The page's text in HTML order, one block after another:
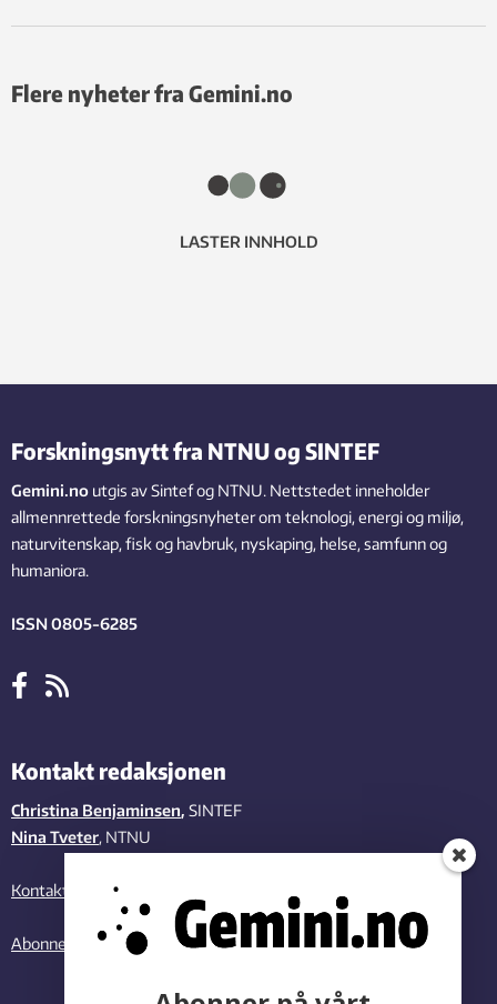
Flere nyheter fra Gemini.no
LASTER INNHOLD
Forskningsnytt fra NTNU og SINTEF
Gemini.no utgis av Sintef og NTNU. Nettstedet inneholder
allmennrettede forskningsnyheter om teknologi, energi og miljø,
naturvitenskap, fisk og havbruk, nyskaping, helse, samfunn og
humaniora.
ISSN 0805-6285
Kontakt redaksjonen
Christina Benjaminsen, SINTEF
Nina Tveter, NTNU
Kontakt oss
Abonner på vårt nyhetsbrev